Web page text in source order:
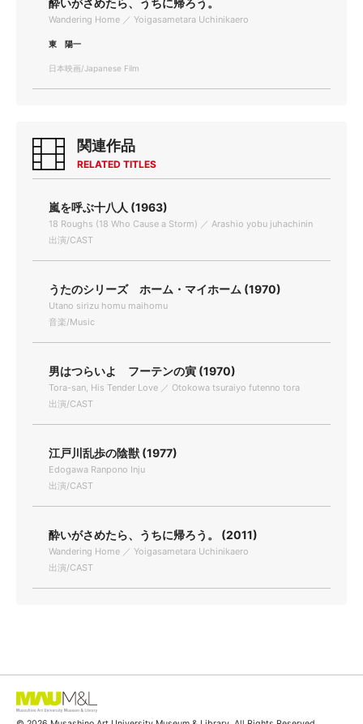
酔いがさめたら、うちに帰ろう。
Wandering Home ／ Yoigasametara Uchinikaero
東 陽一
日本映画/Japanese Film
関連作品
RELATED TITLES
嵐を呼ぶ十八人 (1963)
18 Roughs (18 Who Cause a Storm) ／ Arashio yobu juhachinin
出演/CAST
うたのシリーズ ホーム・マイホーム (1970)
Utano sirizu homu maihomu
音楽/Music
男はつらいよ フーテンの寅 (1970)
Tora-san, His Tender Love ／ Otokowa tsuraiyo futenno tora
出演/CAST
江戸川乱歩の陰獣 (1977)
Edogawa Ranpono Inju
出演/CAST
酔いがさめたら、うちに帰ろう。 (2011)
Wandering Home ／ Yoigasametara Uchinikaero
出演/CAST